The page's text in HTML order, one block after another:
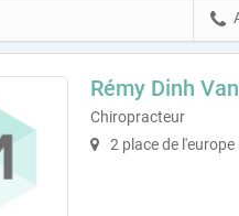
Rémy Dinh
Chiropracteur
2 place de